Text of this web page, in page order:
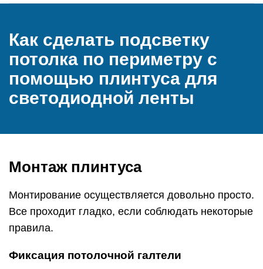
Как сделать подсветку
потолка по периметру с
помощью плинтуса для
светодиодной ленты
Монтаж плинтуса
Монтирование осуществляется довольно просто.
Все проходит гладко, если соблюдать некоторые
правила.
Фиксация потолочной галтели